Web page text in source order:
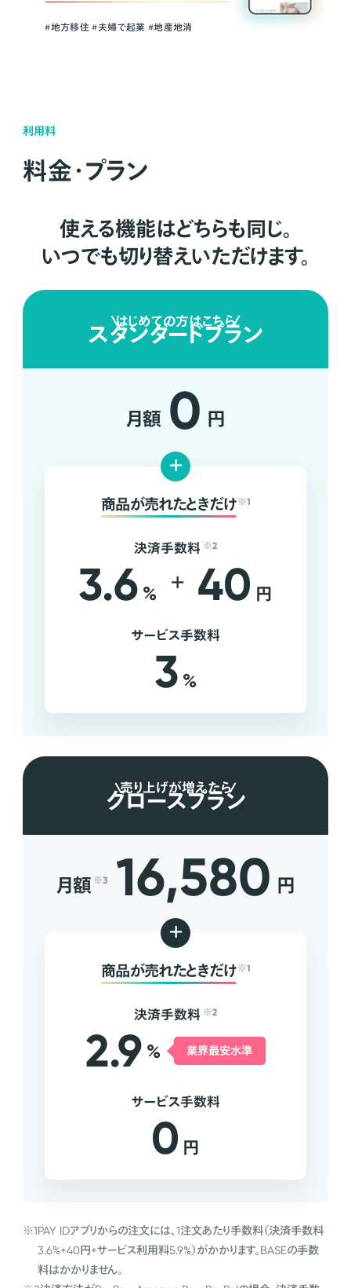
#地方移住 #夫婦で起業 #地産地消
利用料
料金・プラン
使える機能はどちらも同じ。
いつでも切り替えいただけます。
はじめての方はこちら
スタンダードプラン
月額 0 円
+
商品が売れたときだけ ※1
決済手数料 ※2
3.6 % + 40 円
サービス手数料
3 %
売り上げが増えたら
グロースプラン
月額 ※3 16,580 円
+
商品が売れたときだけ ※1
決済手数料 ※2
2.9 % 業界最安水準
サービス手数料
0 円
※1PAY IDアプリからの注文には、1注文あたり手数料（決済手数料
3.6%+40円+サービス利用料5.9%）がかかります。BASEの手数
料はかかりません。